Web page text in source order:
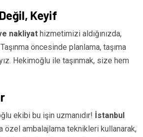
Keyif
nakliyathizmetimizi aldığınızda,
öncesinde planlama, taşıma
Hekimoğlu ile taşınmak, size hem
ekibi bu işin uzmanıdır! İstanbul
özel ambalajlama teknikleri kullanarak,